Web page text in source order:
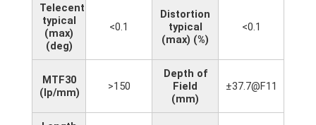
Telecentricity
typical
(max)
(deg)
<0.1
Distortion
typical
(max) (%)
<0.1
MTF30
(lp/mm)
>150
Depth of
Field
(mm)
±37.7@F11